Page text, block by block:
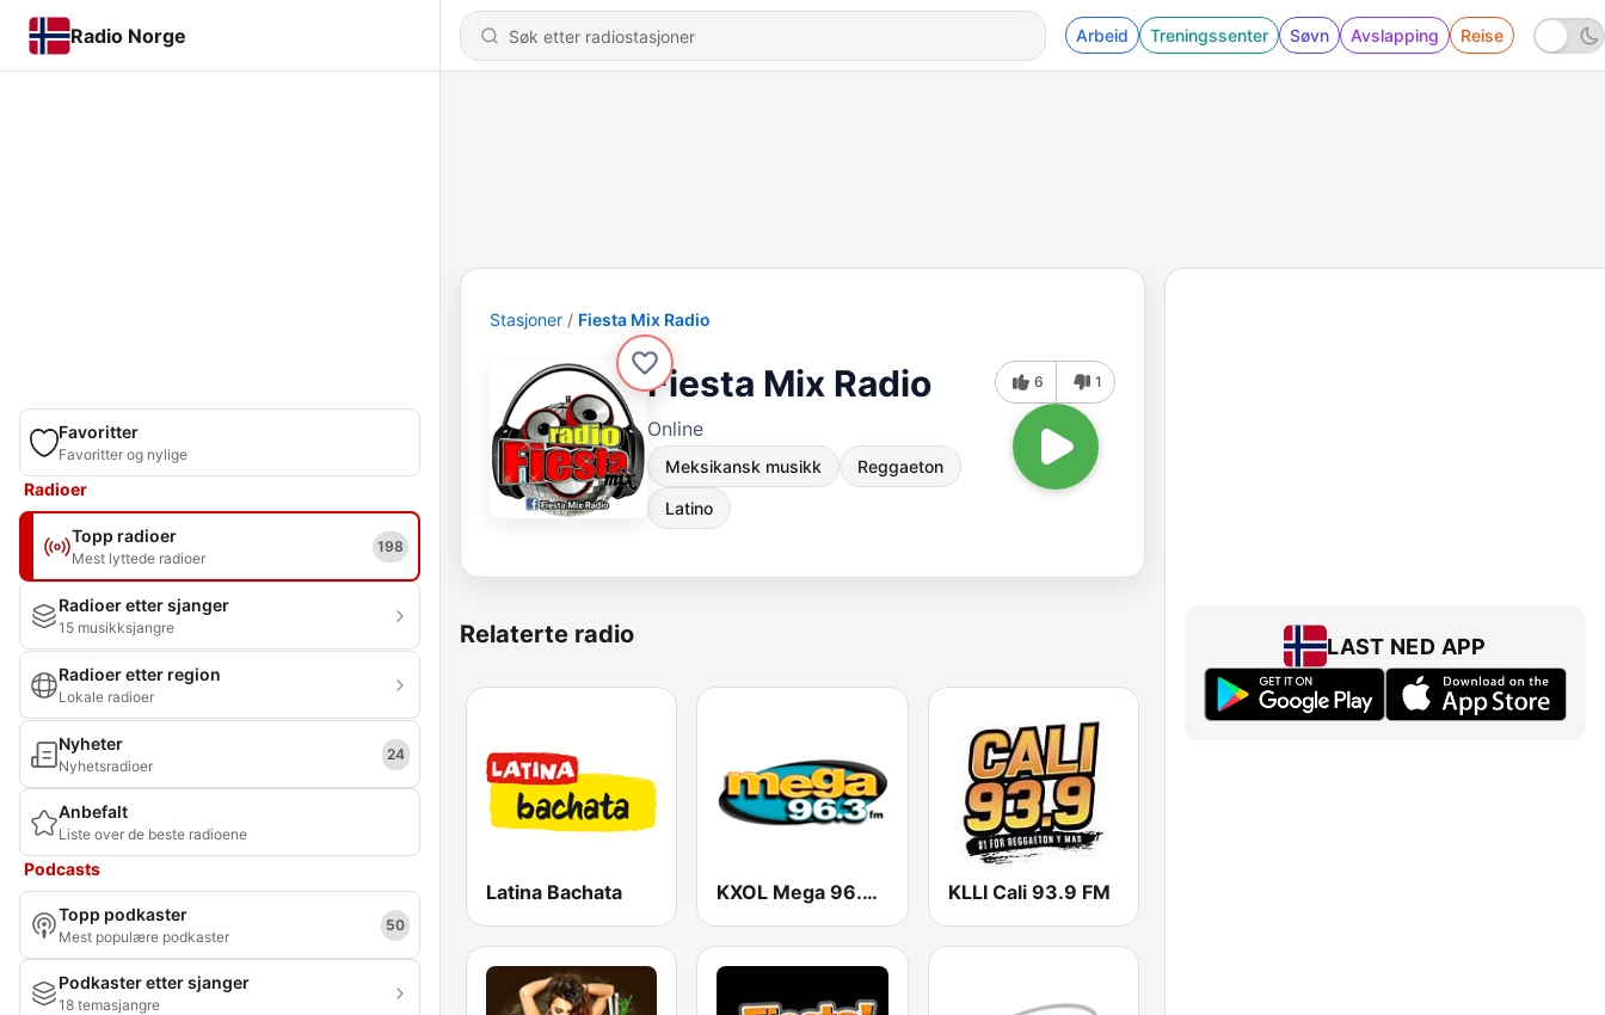
Radio Norge Arbeid Treningssenter Søvn Avslapping Reise
Favoritter
Favoritter og nylige
Radioer
Topp radioer
Mest lyttede radioer
198
Radioer etter sjanger
15 musikksjangre
Radioer etter region
Lokale radioer
Nyheter
Nyhetsradioer
24
Anbefalt
Liste over de beste radioene
Podcasts
Topp podkaster
Mest populære podkaster
50
Podkaster etter sjanger
18 temasjangre
Stasjoner Fiesta Mix Radio
Fiesta Mix Radio
Online
Meksikansk musikk Reggaeton
Latino
6 1
Relaterte radio
Latina Bachata KXOL Mega 96.3 FM KLLI Cali 93.9 FM
LAST NED APP